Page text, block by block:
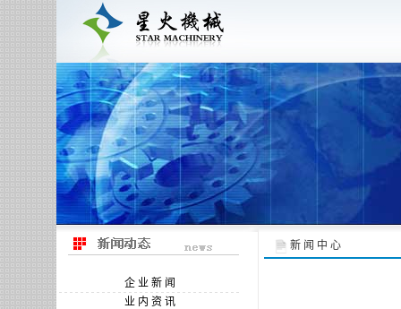
企 业 新 闻
业 内 资 讯
新 闻 中 心